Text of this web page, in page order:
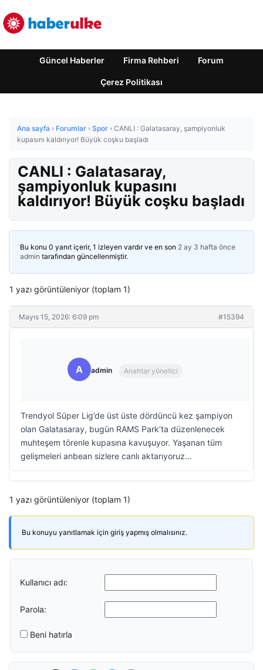
Güncel Haberler Firma Rehberi Forum
Çerez Politikası
Ana sayfa › Forumlar › Spor › CANLI : Galatasaray, şampiyonluk
kupasını kaldırıyor! Büyük coşku başladı
CANLI : Galatasaray,
şampiyonluk kupasını
kaldırıyor! Büyük coşku başladı
Bu konu 0 yanıt içerir, 1 izleyen vardır ve en son 2 ay 3 hafta önce
admin tarafından güncellenmiştir.
1 yazı görüntüleniyor (toplam 1)
Mayıs 15, 2026: 6:09 pm #15394
A admin Anahtar yönetici
Trendyol Süper Lig’de üst üste dördüncü kez şampiyon
olan Galatasaray, bugün RAMS Park’ta düzenlenecek
muhteşem törenle kupasına kavuşuyor. Yaşanan tüm
gelişmeleri anbean sizlere canlı aktarıyoruz…
1 yazı görüntüleniyor (toplam 1)
Bu konuyu yanıtlamak için giriş yapmış olmalısınız.
Kullanıcı adı:
Parola:
Beni hatırla